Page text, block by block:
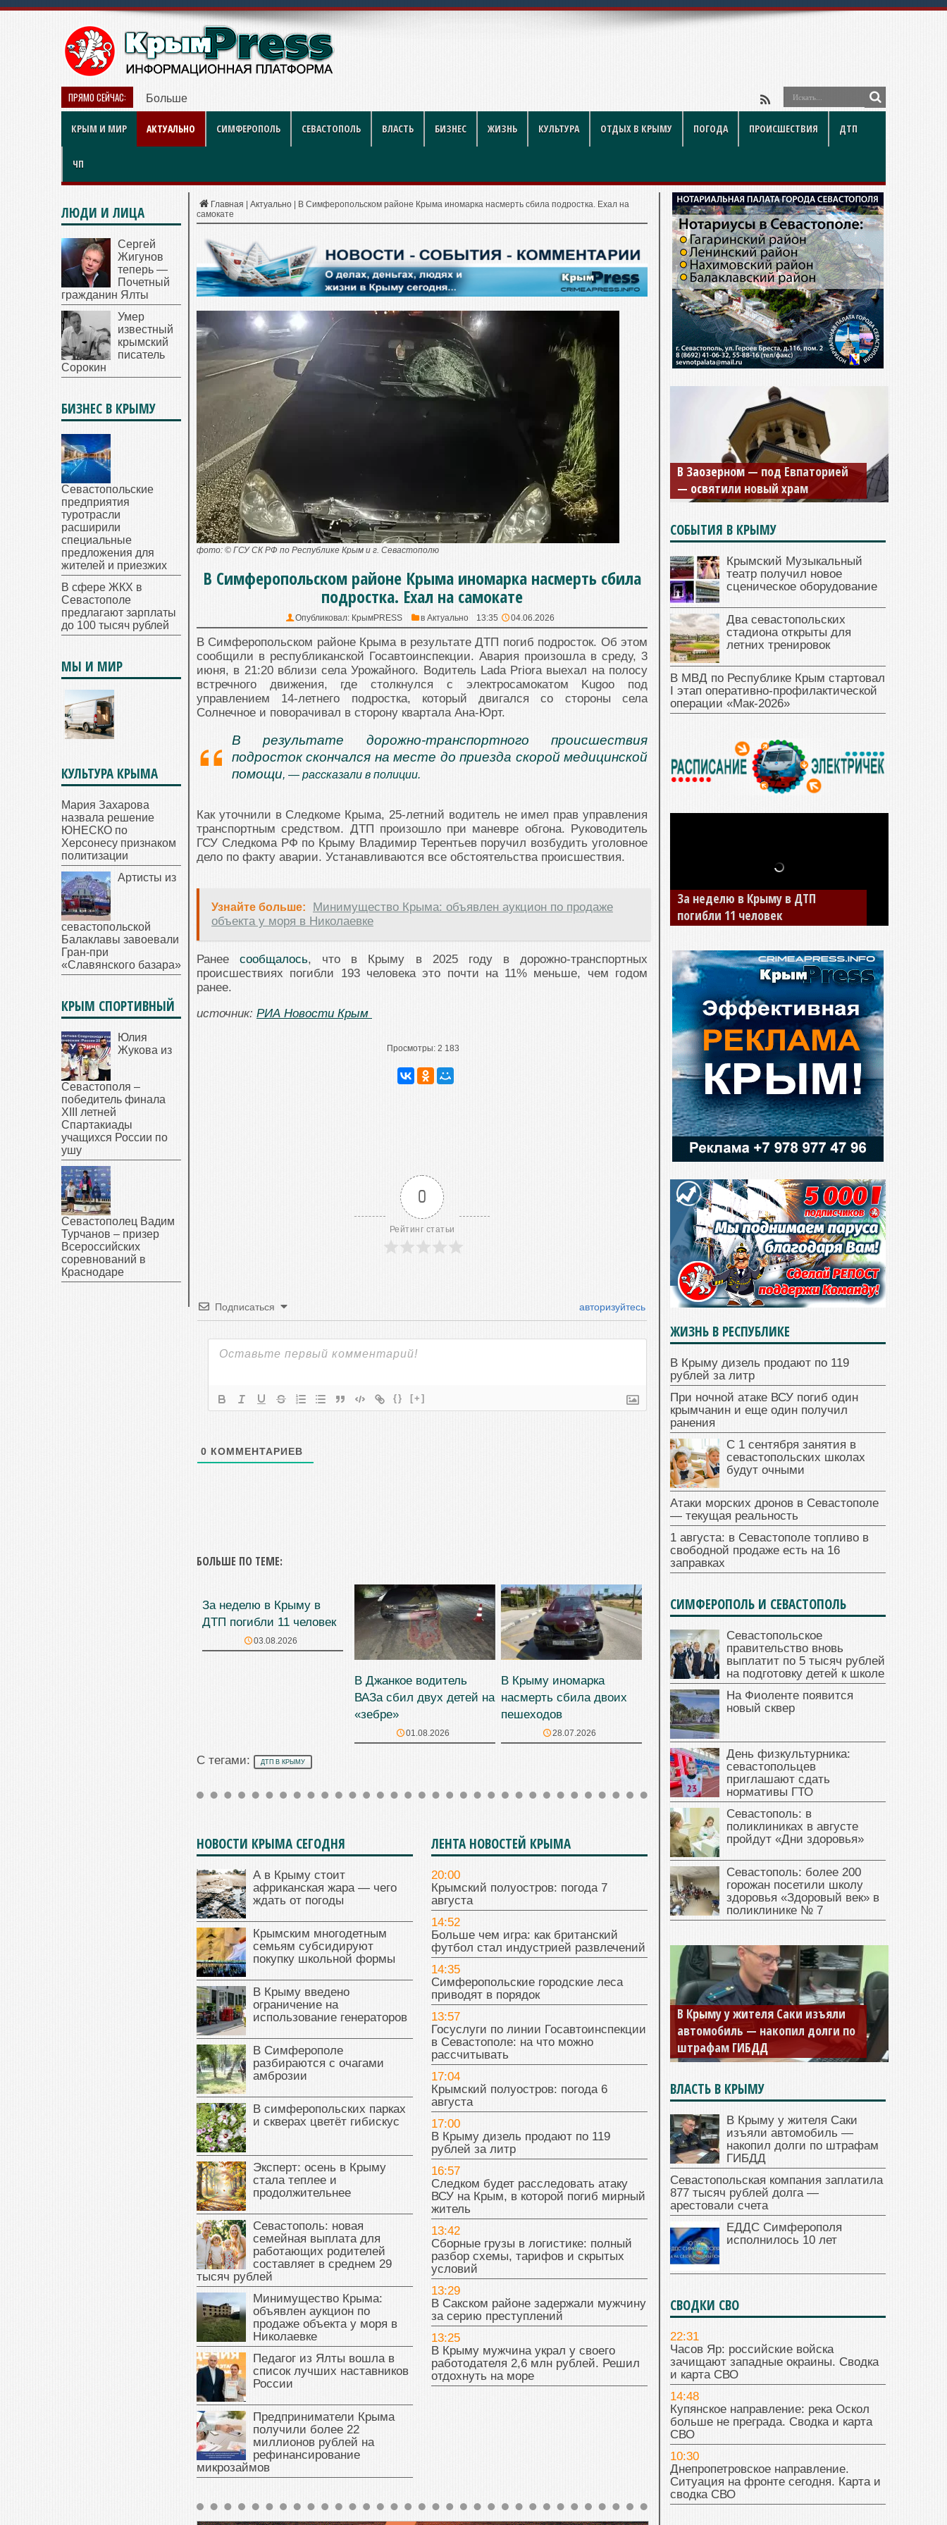
ПРЯМО СЕЙЧАС: Больше чем игра: как британский футбол стал индустрией
КРЫМ И МИР АКТУАЛЬНО СИМФЕРОПОЛЬ СЕВАСТОПОЛЬ ВЛАСТЬ БИЗНЕС ЖИЗНЬ КУЛЬТУРА ОТДЫХ В КРЫМУ ПОГОДА ПРОИСШЕСТВИЯ ДТП
ЧП
Главная Актуально
В Симферопольском районе Крыма иномарка насмерть сбила подростка. Ехал на
самокате
фото: © ГСУ СК РФ по Республике Крым и г. Севастополю
В Симферопольском районе Крыма иномарка насмерть сбила
подростка. Ехал на самокате
Опубликовал: КрымPRESS в Актуально 13:35 04.06.2026
В Симферопольском районе Крыма в результате ДТП погиб подросток. Об этом
сообщили в республиканской Госавтоинспекции. Авария произошла в среду, 3
июня, в 21:20 вблизи села Урожайного. Водитель Lada Priora выехал на полосу
встречного движения, где столкнулся с электросамокатом Kugoo под
управлением 14-летнего подростка, который двигался со стороны села
Солнечное и поворачивал в сторону квартала Ана-Юрт.
В результате дорожно-транспортного происшествия
подросток скончался на месте до приезда скорой медицинской
помощи, — рассказали в полиции.
Как уточнили в Следкоме Крыма, 25-летний водитель не имел прав управления
транспортным средством. ДТП произошло при маневре обгона. Руководитель
ГСУ Следкома РФ по Крыму Владимир Терентьев поручил возбудить уголовное
дело по факту аварии. Устанавливаются все обстоятельства происшествия.
Узнайте больше:
Минимущество Крыма: объявлен аукцион по продаже
объекта у моря в Николаевке
Ранеесообщалось, что в Крыму в 2025 году в дорожно-транспортных
происшествиях погибли 193 человека это почти на 11% меньше, чем годом
ранее.
источник: РИА Новости Крым
Просмотры: 2 183
0
Рейтинг статьи
Подписаться авторизуйтесь
{} [+]
0 КОММЕНТАРИЕВ
БОЛЬШЕ ПО ТЕМЕ:
За неделю в Крыму в
ДТП погибли 11 человек
03.08.2026
В Джанкое водитель
ВАЗа сбил двух детей на
«зебре»
01.08.2026
В Крыму иномарка
насмерть сбила двоих
пешеходов
28.07.2026
С тегами: ДТП В КРЫМУ
НОВОСТИ КРЫМА СЕГОДНЯ
А в Крыму стоит
африканская жара — чего
ждать от погоды
Крымским многодетным
семьям субсидируют
покупку школьной формы
В Крыму введено
ограничение на
использование генераторов
В Симферополе
разбираются с очагами
амброзии
В симферопольских парках
и скверах цветёт гибискус
Эксперт: осень в Крыму
стала теплее и
продолжительнее
Севастополь: новая
семейная выплата для
работающих родителей
составляет в среднем 29
тысяч рублей
Минимущество Крыма:
объявлен аукцион по
продаже объекта у моря в
Николаевке
Педагог из Ялты вошла в
список лучших наставников
России
Предприниматели Крыма
получили более 22
миллионов рублей на
рефинансирование
микрозаймов
ЛЕНТА НОВОСТЕЙ КРЫМА
20:00
Крымский полуостров: погода 7
августа
14:52
Больше чем игра: как британский
футбол стал индустрией развлечений
14:35
Симферопольские городские леса
приводят в порядок
13:57
Госуслуги по линии Госавтоинспекции
в Севастополе: на что можно
рассчитывать
17:04
Крымский полуостров: погода 6
августа
17:00
В Крыму дизель продают по 119
рублей за литр
16:57
Следком будет расследовать атаку
ВСУ на Крым, в которой погиб мирный
житель
13:42
Сборные грузы в логистике: полный
разбор схемы, тарифов и скрытых
условий
13:29
В Сакском районе задержали мужчину
за серию преступлений
13:25
В Крыму мужчина украл у своего
работодателя 2,6 млн рублей. Решил
отдохнуть на море
ЛЮДИ И ЛИЦА
Сергей
Жигунов
теперь —
Почетный
гражданин Ялты
Умер
известный
крымский
писатель
Сорокин
БИЗНЕС В КРЫМУ
Севастопольские
предприятия
туротрасли
расширили
специальные
предложения для
жителей и приезжих
В сфере ЖКХ в
Севастополе
предлагают зарплаты
до 100 тысяч рублей
МЫ И МИР
КУЛЬТУРА КРЫМА
Мария Захарова
назвала решение
ЮНЕСКО по
Херсонесу признаком
политизации
Артисты из
севастопольской
Балаклавы завоевали
Гран-при
«Славянского базара»
КРЫМ СПОРТИВНЫЙ
Юлия
Жукова из
Севастополя –
победитель финала
XIII летней
Спартакиады
учащихся России по
ушу
Севастополец Вадим
Турчанов – призер
Всероссийских
соревнований в
Краснодаре
В Заозерном — под Евпаторией
— освятили новый храм
СОБЫТИЯ В КРЫМУ
Крымский Музыкальный
театр получил новое
сценическое оборудование
Два севастопольских
стадиона открыты для
летних тренировок
В МВД по Республике Крым стартовал
I этап оперативно‑профилактической
операции «Мак‑2026»
За неделю в Крыму в ДТП
погибли 11 человек
ЖИЗНЬ В РЕСПУБЛИКЕ
В Крыму дизель продают по 119
рублей за литр
При ночной атаке ВСУ погиб один
крымчанин и еще один получил
ранения
С 1 сентября занятия в
севастопольских школах
будут очными
Атаки морских дронов в Севастополе
— текущая реальность
1 августа: в Севастополе топливо в
свободной продаже есть на 16
заправках
СИМФЕРОПОЛЬ И СЕВАСТОПОЛЬ
Севастопольское
правительство вновь
выплатит по 5 тысяч рублей
на подготовку детей к школе
На Фиоленте появится
новый сквер
День физкультурника:
севастопольцев
приглашают сдать
нормативы ГТО
Севастополь: в
поликлиниках в августе
пройдут «Дни здоровья»
Севастополь: более 200
горожан посетили школу
здоровья «Здоровый век» в
поликлинике № 7
В Крыму у жителя Саки изъяли
автомобиль — накопил долги по
штрафам ГИБДД
ВЛАСТЬ В КРЫМУ
В Крыму у жителя Саки
изъяли автомобиль —
накопил долги по штрафам
ГИБДД
Севастопольская компания заплатила
877 тысяч рублей долга —
арестовали счета
ЕДДС Симферополя
исполнилось 10 лет
СВОДКИ СВО
22:31
Часов Яр: российские войска
зачищают западные окраины. Сводка
и карта СВО
14:48
Купянское направление: река Оскол
больше не преграда. Сводка и карта
СВО
10:30
Днепропетровское направление.
Ситуация на фронте сегодня. Карта и
сводка СВО